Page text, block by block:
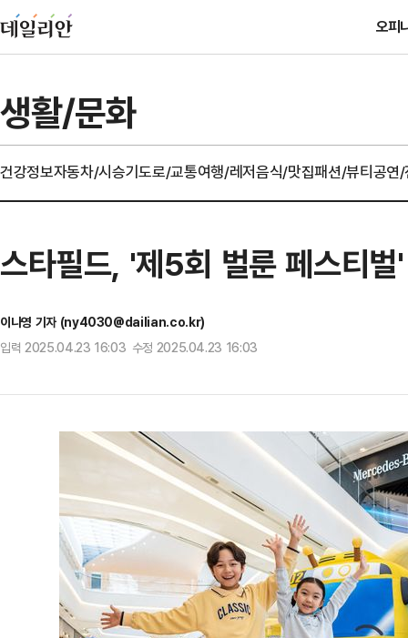
오피
생활/문화
건강정보자동차/시승기도로/교통여행/레저음식/맛집패션/뷰티공연
스타필드, '제5회 벌룬 페스티
이나영 기자 (ny4030@dailian.co.kr)
입력 2025.04.23 16:03 수정 2025.04.23 16:03